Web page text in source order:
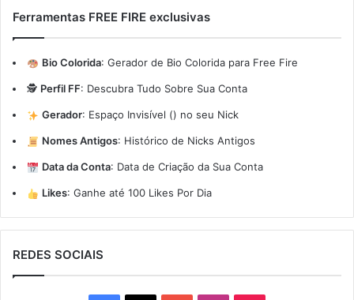
Ferramentas FREE FIRE exclusivas
Bio Colorida: Gerador de Bio Colorida para Free Fire
🕵️ Perfil FF: Descubra Tudo Sobre Sua Conta
Gerador: Espaço Invisível (ㅤ) no seu Nick
Nomes Antigos: Histórico de Nicks Antigos
Data da Conta: Data de Criação da Sua Conta
Likes: Ganhe até 100 Likes Por Dia
REDES SOCIAIS